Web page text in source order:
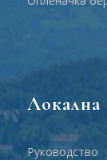
Локална
Руководство